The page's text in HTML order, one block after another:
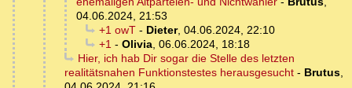
04.06.2024, 21:53
+1 owT- Dieter, 04.06.2024, 22:10
+1- Olivia, 06.06.2024, 18:18
Hier, ich hab Dir sogar die Stelle des letzten
realitätsnahen Funktionstestes herausgesucht - Brutus,